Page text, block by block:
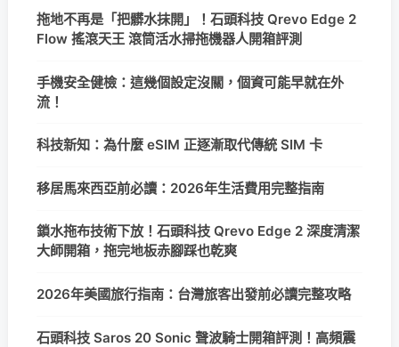
拖地不再是「把髒水抹開」！石頭科技 Qrevo Edge 2
Flow 搖滾天王 滾筒活水掃拖機器人開箱評測
手機安全健檢：這幾個設定沒關，個資可能早就在外
流！
科技新知：為什麼 eSIM 正逐漸取代傳統 SIM 卡
移居馬來西亞前必讀：2026年生活費用完整指南
鎖水拖布技術下放！石頭科技 Qrevo Edge 2 深度清潔
大師開箱，拖完地板赤腳踩也乾爽
2026年美國旅行指南：台灣旅客出發前必讀完整攻略
石頭科技 Saros 20 Sonic 聲波騎士開箱評測！高頻震